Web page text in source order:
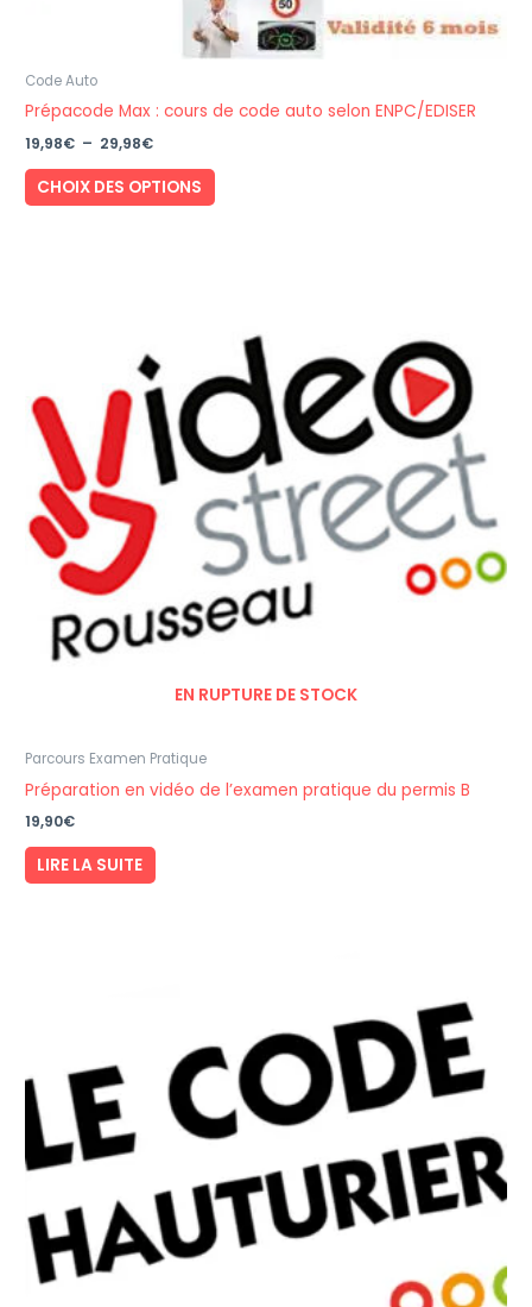
Code Auto
Prépacode Max : cours de code auto selon ENPC/EDISER
19,98€ – 29,98€Plage
prix :
19,98€
CHOIX DES OPTIONS
Ce
produit
options
peuvent
choisies
sur
la
page
du
produit
EN RUPTURE DE STOCK
Parcours Examen Pratique
Préparation en vidéo de l’examen pratique du permis B
19,90€
LIRE LA SUITE